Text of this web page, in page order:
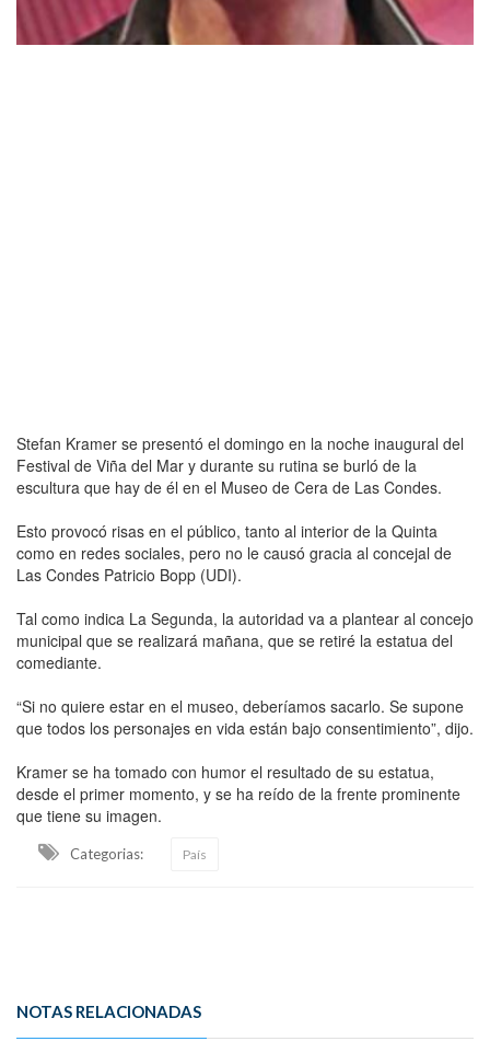
Stefan Kramer se presentó el domingo en la noche inaugural del
Festival de Viña del Mar y durante su rutina se burló de la
escultura que hay de él en el Museo de Cera de Las Condes.
Esto provocó risas en el público, tanto al interior de la Quinta
como en redes sociales, pero no le causó gracia al concejal de
Las Condes Patricio Bopp (UDI).
Tal como indica La Segunda, la autoridad va a plantear al concejo
municipal que se realizará mañana, que se retiré la estatua del
comediante.
“Si no quiere estar en el museo, deberíamos sacarlo. Se supone
que todos los personajes en vida están bajo consentimiento”, dijo.
Kramer se ha tomado con humor el resultado de su estatua,
desde el primer momento, y se ha reído de la frente prominente
que tiene su imagen.
Categorias: País
NOTAS RELACIONADAS